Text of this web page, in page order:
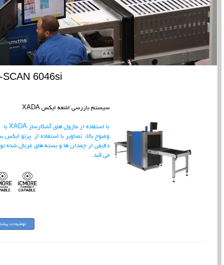
SCAN 6046si
سیستم بازرسی اشعه ایکس XADA
با استفاده از ماژول های آشکارساز XADA با
وضوح بالا، تصاویر با استفاده از پرتو ایکس
دقیقی از چمدان ها و بسته های غربال شده
می کند.